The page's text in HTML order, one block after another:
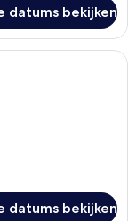
datums bekijken
met twee bedden,
datums bekijken